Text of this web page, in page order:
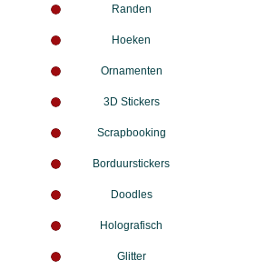
Randen
Hoeken
Ornamenten
3D Stickers
Scrapbooking
Borduurstickers
Doodles
Holografisch
Glitter